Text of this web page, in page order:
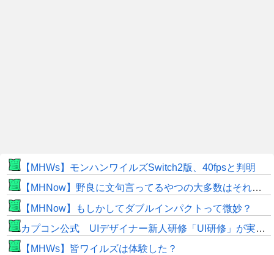
【MHWs】モンハンワイルズSwitch2版、40fpsと判明
【MHNow】野良に文句言ってるやつの大多数はそれしてないだけの雑魚だから聞く耳持つだけムダよ
【MHNow】もしかしてダブルインパクトって微妙？
カプコン公式 UIデザイナー新人研修「UI研修」が実装まで進みました！
【MHWs】皆ワイルズは体験した？